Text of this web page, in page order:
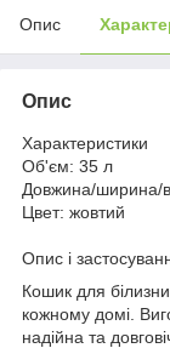
Опис
Опис
Характеристики
Об'єм: 35 л
Довжина/ширина/
Цвет: жовтий
Опис і
Кошик для
кожному домі.
надійна та